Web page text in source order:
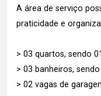
A área de serviço
praticidade e
> 03 quartos, sendo
> 03 banheiros,
> 02 vagas de